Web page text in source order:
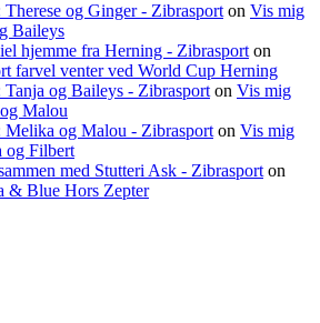
og Ginger - Zibrasport on Vis mig
Baileys
hjemme fra Herning - Zibrasport on
farvel venter ved World Cup Herning
og Baileys - Zibrasport on Vis mig
Malou
og Malou - Zibrasport on Vis mig
og Filbert
med Stutteri Ask - Zibrasport on
& Blue Hors Zepter